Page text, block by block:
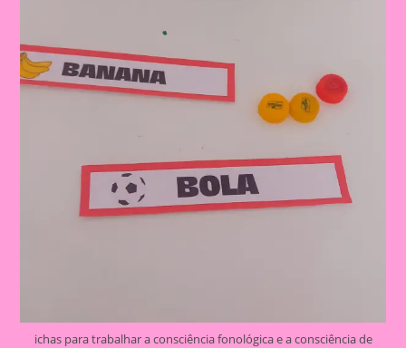
ichas para trabalhar a consciência fonológica e a consciência de